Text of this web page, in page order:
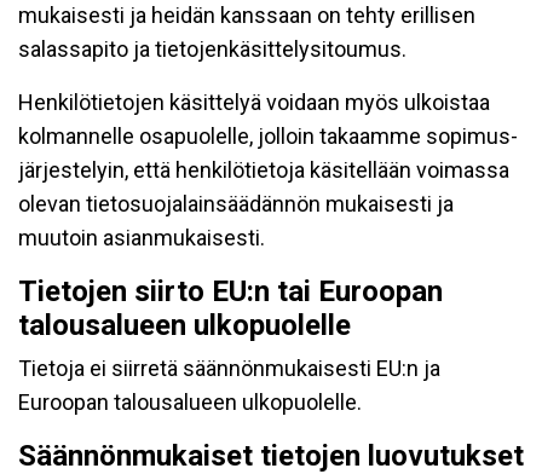
mukaisesti ja heidän kanssaan on tehty erillisen
salassapito ja tietojenkäsittelysitoumus.
Henkilötietojen käsittelyä voidaan myös ulkoistaa
kolmannelle osapuolelle, jolloin takaamme sopimus-
järjestelyin, että henkilötietoja käsitellään voimassa
olevan tietosuojalainsäädännön mukaisesti ja
muutoin asianmukaisesti.
Tietojen siirto EU:n tai Euroopan
talousalueen ulkopuolelle
Tietoja ei siirretä säännönmukaisesti EU:n ja
Euroopan talousalueen ulkopuolelle.
Säännönmukaiset tietojen luovutukset